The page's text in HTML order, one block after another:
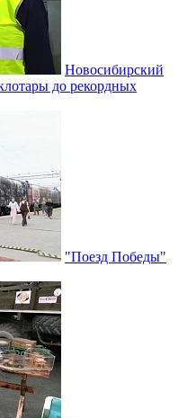
Новосибирский
до рекордных
"Поезд Победы"